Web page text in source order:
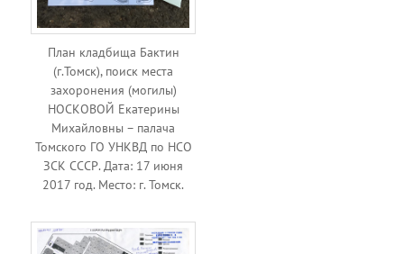
План кладбища Бактин
(г.Томск), поиск места
захоронения (могилы)
НОСКОВОЙ Екатерины
Михайловны – палача
Томского ГО УНКВД по НСО
ЗСК СССР. Дата: 17 июня
2017 год. Место: г. Томск.